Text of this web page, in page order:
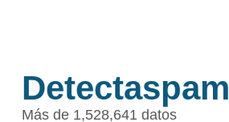
Detectaspam
Más de 1,528,641 datos